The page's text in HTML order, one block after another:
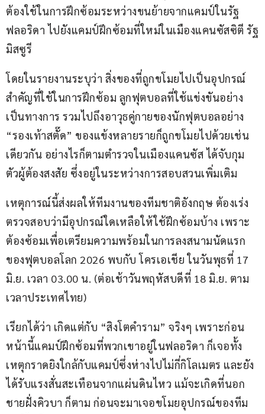
ต้องใช้ในการฝึกซ้อมระหว่างขนย้ายจากแคมป์ในรัฐ
ฟลอริดา ไปยังแคมป์ฝึกซ้อมที่ใหม่ในเมืองแคนซัสซิตี รัฐ
มิสซูรี
โดยในรายงานระบุว่า สิ่งของที่ถูกขโมยไปเป็นอุปกรณ์
สำคัญที่ใช้ในการฝึกซ้อม ลูกฟุตบอลที่ใช้แข่งขันอย่าง
เป็นทางการ รวมไปถึงอาวุธคู่กายของนักฟุตบอลอย่าง
“รองเท้าสตั๊ด” ของแข้งหลายรายก็ถูกขโมยไปด้วยเช่น
เดียวกัน อย่างไรก็ตามตำรวจในเมืองแคนซัส ได้จับกุม
ตัวผู้ต้องสงสัย ซึ่งอยู่ในระหว่างการสอบสวนเพิ่มเติม
เหตุการณ์นี้ส่งผลให้ทีมงานของทีมชาติอังกฤษ ต้องเร่ง
ตรวจสอบว่ามีอุปกรณ์ใดเหลือให้ใช้ฝึกซ้อมบ้าง เพราะ
ต้องซ้อมเพื่อเตรียมความพร้อมในการลงสนามนัดแรก
ของฟุตบอลโลก 2026 พบกับ โครเอเชีย ในวันพุธที่ 17
มิ.ย. เวลา 03.00 น. (ต่อเช้าวันพฤหัสบดีที่ 18 มิ.ย. ตาม
เวลาประเทศไทย)
เรียกได้ว่า เกิดแต่กับ “สิงโตคำราม” จริงๆ เพราะก่อน
หน้านี้แคมป์ฝึกซ้อมที่พวกเขาอยู่ในฟลอริดา ก็เจอทั้ง
เหตุกราดยิงใกล้กับแคมป์ซึ่งห่างไปไม่กี่กิโลเมตร และยัง
ได้รับแรงสั่นสะเทือนจากแผ่นดินไหว แม้จะเกิดที่นอก
ชายฝั่งคิวบา ก็ตาม ก่อนจะมาเจอขโมยอุปกรณ์ของทีม